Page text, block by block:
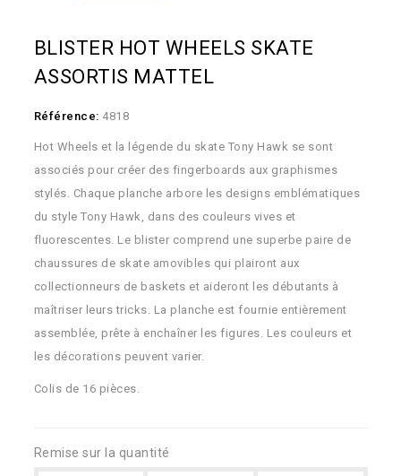
BLISTER HOT WHEELS SKATE
ASSORTIS MATTEL
Référence: 4818
Hot Wheels et la légende du skate Tony Hawk se sont
associés pour créer des fingerboards aux graphismes
stylés. Chaque planche arbore les designs emblématiques
du style Tony Hawk, dans des couleurs vives et
fluorescentes. Le blister comprend une superbe paire de
chaussures de skate amovibles qui plairont aux
collectionneurs de baskets et aideront les débutants à
maîtriser leurs tricks. La planche est fournie entièrement
assemblée, prête à enchaîner les figures. Les couleurs et
les décorations peuvent varier.
Colis de 16 pièces.
Remise sur la quantité